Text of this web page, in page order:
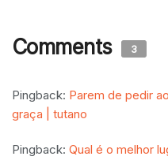
Comments 3
Pingback: Parem de pedir
graça | tutano
Pingback: Qual é o melhor